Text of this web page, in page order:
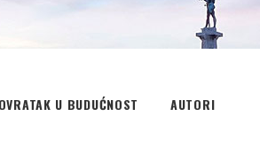
U BUDUĆNOST AUTORI